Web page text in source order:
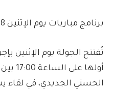
برنامج مباريات يوم الإثنين 08 يونيو
تُفتتح الجولة يوم الإثنين
أولها
الحسني الجديدي، في لقاء